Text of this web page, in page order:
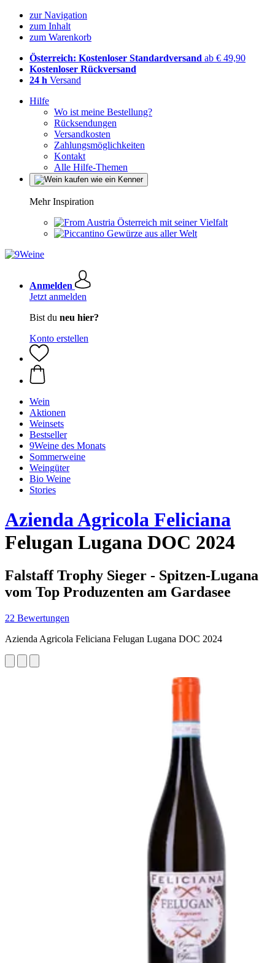
zur Navigation
zum Inhalt
zum Warenkorb
Österreich: Kostenloser Standardversand ab € 49,90
Kostenloser Rückversand
24 h Versand
Hilfe
Wo ist meine Bestellung?
Rücksendungen
Versandkosten
Zahlungsmöglichkeiten
Kontakt
Alle Hilfe-Themen
Mehr Inspiration
Österreich mit seiner Vielfalt
Gewürze aus aller Welt
Anmelden
Jetzt anmelden
Bist du neu hier?
Konto erstellen
Wein
Aktionen
Weinsets
Bestseller
9Weine des Monats
Sommerweine
Weingüter
Bio Weine
Stories
Azienda Agricola Feliciana
Felugan Lugana DOC 2024
Falstaff Trophy Sieger - Spitzen-Lugana
vom Top Produzenten am Gardasee
22 Bewertungen
Azienda Agricola Feliciana Felugan Lugana DOC 2024